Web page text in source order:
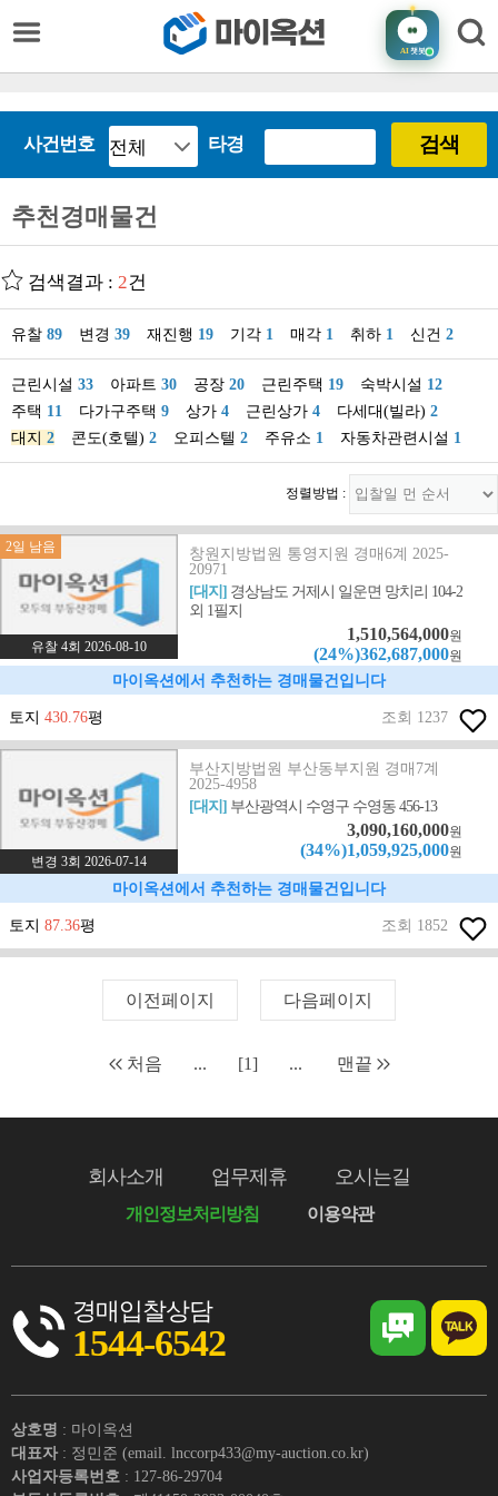
AI챗봇
사건번호 타경 검색
추천경매물건
검색결과 : 2건
유찰 89 변경 39 재진행 19 기각 1 매각 1 취하 1 신건 2
근린시설 33 아파트 30 공장 20 근린주택 19 숙박시설 12
주택 11 다가구주택 9 상가 4 근린상가 4 다세대(빌라) 2
대지 2 콘도(호텔) 2 오피스텔 2 주유소 1 자동차관련시설 1
정렬방법 :
2일 남음
유찰 4회 2026-08-10
창원지방법원 통영지원 경매6계 2025-
20971
[대지] 경상남도 거제시 일운면 망치리 104-2
외 1필지
1,510,564,000원
(24%)362,687,000원
마이옥션에서 추천하는 경매물건입니다
토지 430.76평 조회 1237
변경 3회 2026-07-14
부산지방법원 부산동부지원 경매7계
2025-4958
[대지] 부산광역시 수영구 수영동 456-13
3,090,160,000원
(34%)1,059,925,000원
마이옥션에서 추천하는 경매물건입니다
토지 87.36평 조회 1852
이전페이지 다음페이지
처음 ... [1] ... 맨끝
회사소개 업무제휴 오시는길
개인정보처리방침 이용약관
경매입찰상담
1544-6542
상호명 : 마이옥션
대표자 : 정민준 (email. lnccorp433@my-auction.co.kr)
사업자등록번호 : 127-86-29704